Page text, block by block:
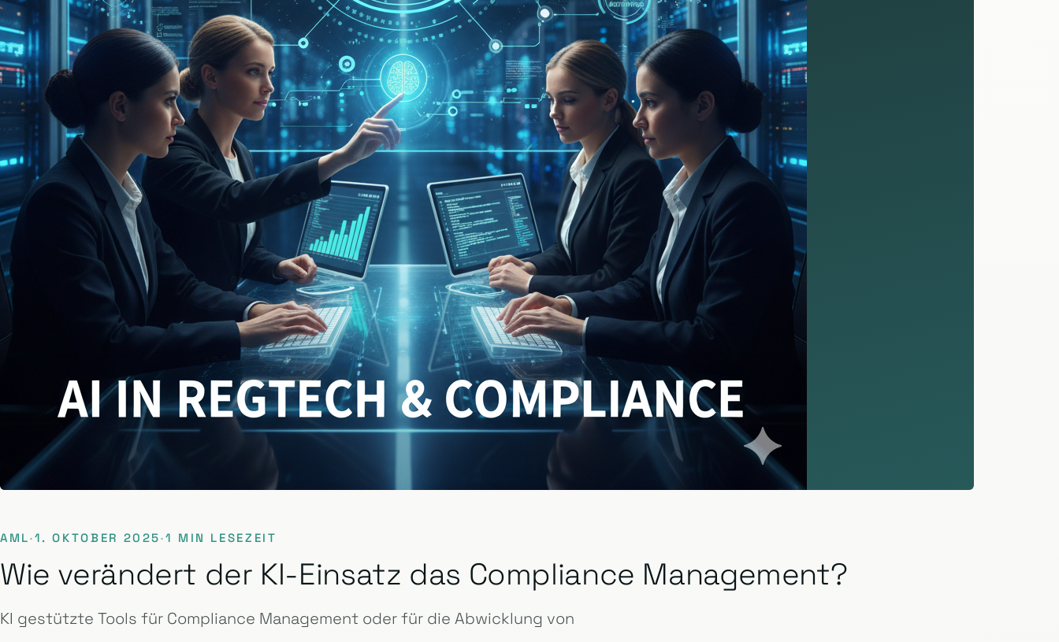
AML·1. OKTOBER 2025·1 MIN LESEZEIT
Wie verändert der KI-Einsatz das Compliance Management?
KI gestützte Tools für Compliance Management oder für die Abwicklung von